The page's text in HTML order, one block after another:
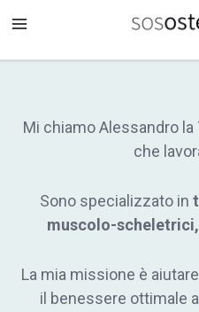
Mi chiamo Alessandro
che
Sono specializzato in
muscolo-
La mia missione è
il benessere ottimale